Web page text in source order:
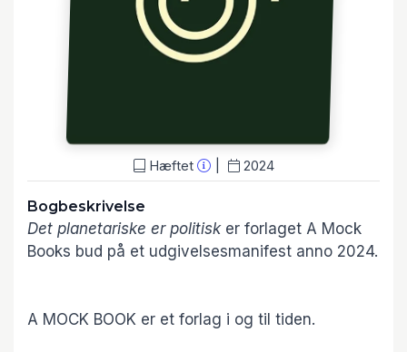
Hæftet 2024
Bogbeskrivelse
Det planetariske er politisker forlaget A Mock
Books bud på et udgivelsesmanifest anno 2024.
A MOCK BOOK er et forlag i og til tiden.